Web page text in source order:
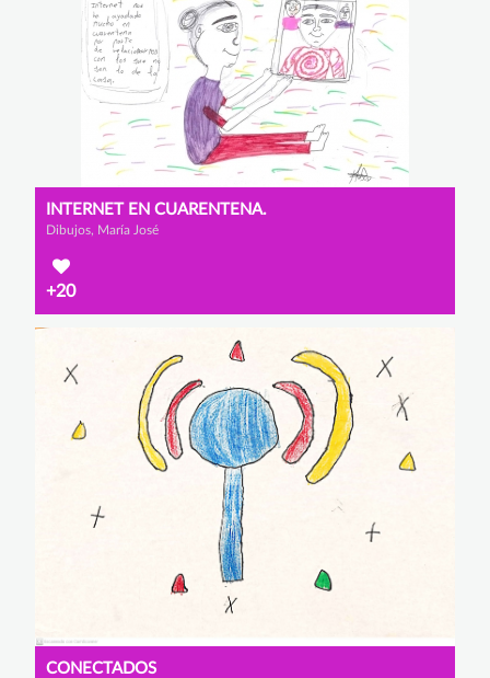
INTERNET EN CUARENTENA.
Dibujos, María José
+20
CONECTADOS